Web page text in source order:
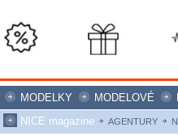
MODELKY MODELOVÉ
NICE magazine
AGENTURY